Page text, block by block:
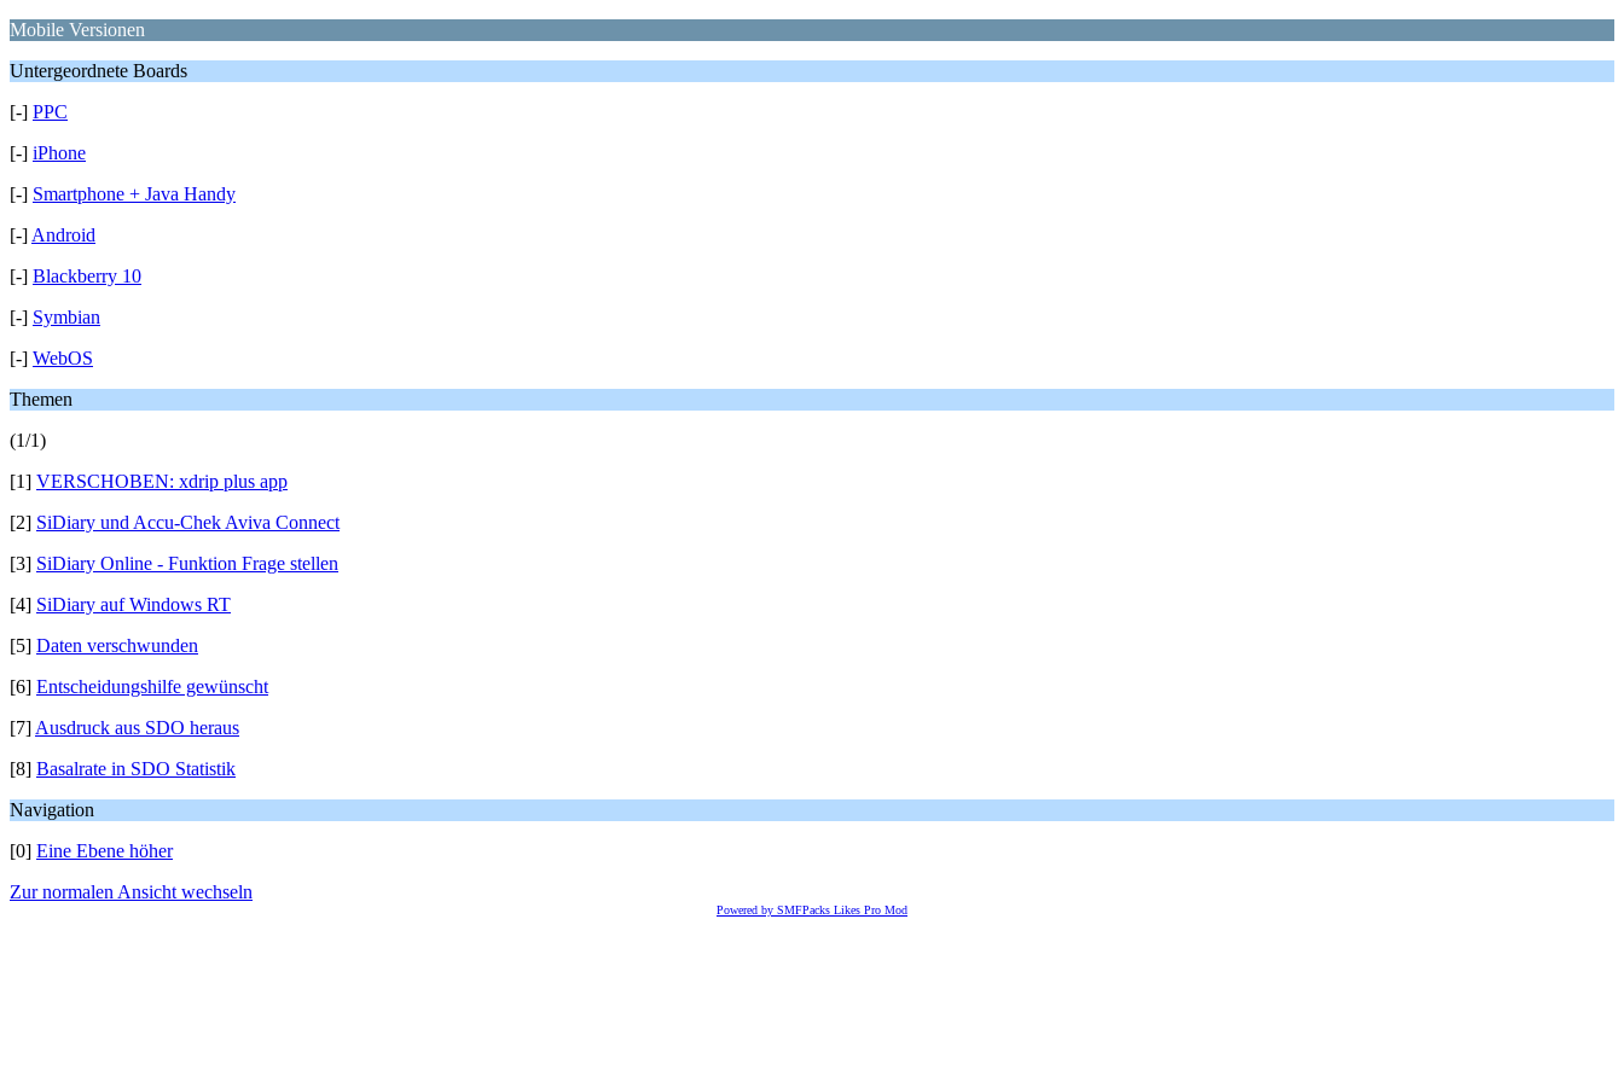
Mobile Versionen
Untergeordnete Boards
[-] PPC
[-] iPhone
[-] Smartphone + Java Handy
[-] Android
[-] Blackberry 10
[-] Symbian
[-] WebOS
Themen
(1/1)
[1] VERSCHOBEN: xdrip plus app
[2] SiDiary und Accu-Chek Aviva Connect
[3] SiDiary Online - Funktion Frage stellen
[4] SiDiary auf Windows RT
[5] Daten verschwunden
[6] Entscheidungshilfe gewünscht
[7] Ausdruck aus SDO heraus
[8] Basalrate in SDO Statistik
Navigation
[0] Eine Ebene höher
Zur normalen Ansicht wechseln
Powered by SMFPacks Likes Pro Mod